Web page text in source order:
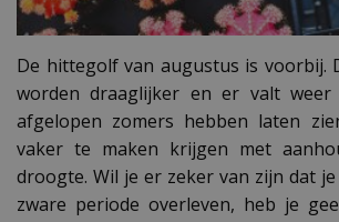
De hittegolf van augustus is voorbij.
worden draaglijker en er valt weer
afgelopen zomers hebben laten
vaker te maken krijgen met
droogte. Wil je er zeker van zijn dat
zware periode overleven, heb je